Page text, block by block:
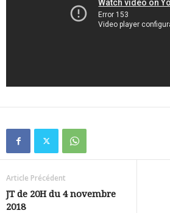
Article Précédent
JT de 20H du 4 novembre
2018